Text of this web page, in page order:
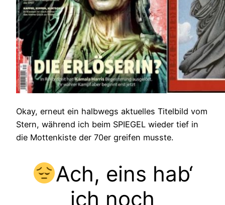
Okay, erneut ein halbwegs aktuelles Titelbild vom
Stern, während ich beim SPIEGEL wieder tief in
die Mottenkiste der 70er greifen musste.
Ach, eins hab‘
ich noch